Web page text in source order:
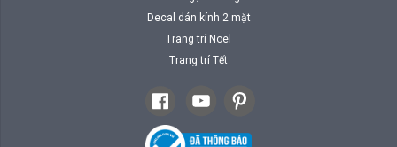
Decal dán kính 2 mặt
Trang trí Noel
Trang trí Tết